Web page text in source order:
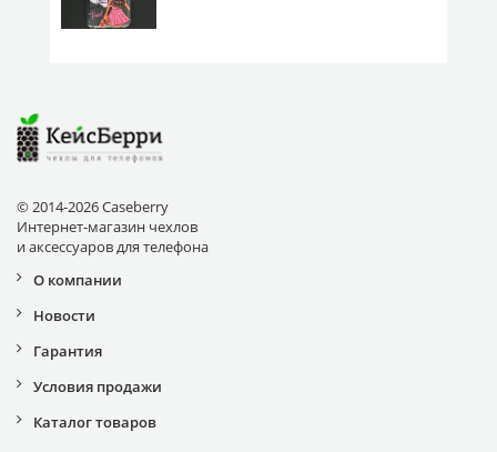
© 2014-2026 Caseberry
Интернет-магазин чехлов
и аксессуаров для телефона
О компании
Новости
Гарантия
Условия продажи
Каталог товаров